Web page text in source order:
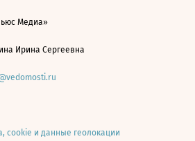
Медиа»
Ирина Сергеевна
cookie и данные геолокации